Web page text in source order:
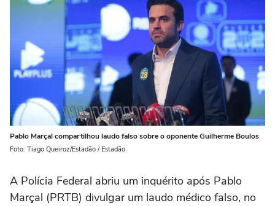
Pablo Marçal compartilhou laudo falso sobre o oponente Guilherme Boulos
Foto: Tiago Queiroz/Estadão / Estadão
A Polícia Federal abriu um inquérito após Pablo
Marçal (PRTB) divulgar um laudo médico falso, no